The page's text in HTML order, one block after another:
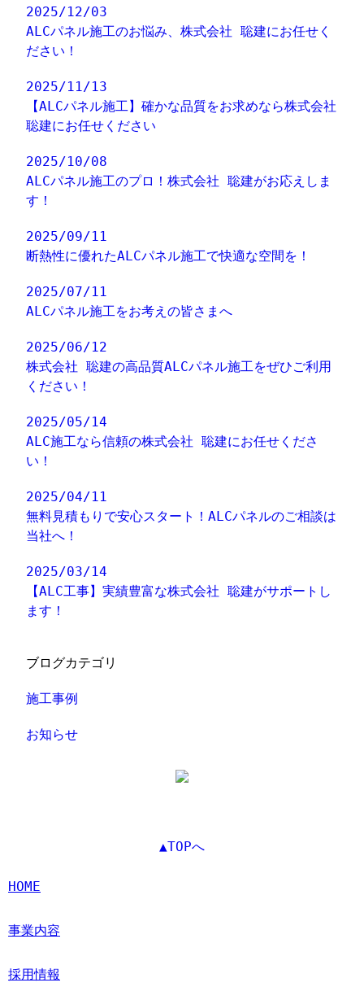
2025/12/03
ALCパネル施工のお悩み、株式会社 聡建にお任せく
ださい！
2025/11/13
【ALCパネル施工】確かな品質をお求めなら株式会社
聡建にお任せください
2025/10/08
ALCパネル施工のプロ！株式会社 聡建がお応えしま
す！
2025/09/11
断熱性に優れたALCパネル施工で快適な空間を！
2025/07/11
ALCパネル施工をお考えの皆さまへ
2025/06/12
株式会社 聡建の高品質ALCパネル施工をぜひご利用
ください！
2025/05/14
ALC施工なら信頼の株式会社 聡建にお任せくださ
い！
2025/04/11
無料見積もりで安心スタート！ALCパネルのご相談は
当社へ！
2025/03/14
【ALC工事】実績豊富な株式会社 聡建がサポートし
ます！
ブログカテゴリ
施工事例
お知らせ
▲TOPへ
HOME
事業内容
採用情報